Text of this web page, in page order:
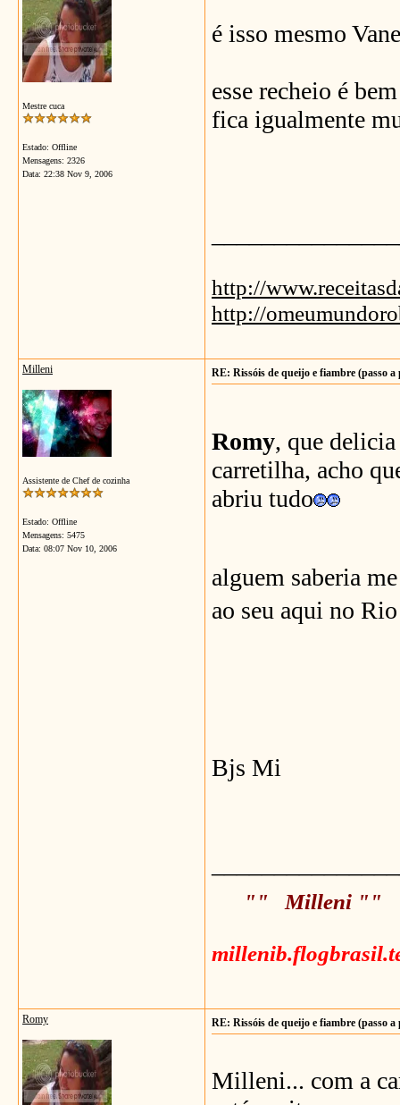
Mestre cuca
Estado: Offline
Mensagens: 2326
Data: 22:38 Nov 9, 2006
é isso mesmo
esse recheio é
fica igualmente
http://
http://
Milleni
Assistente de Chef de cozinha
Estado: Offline
Mensagens: 5475
Data: 08:07 Nov 10, 2006
RE: Rissóis de queijo e fiambre (passo a
Romy, que
carretilha, acho
abriu tudo
alguem saberia
ao seu aqui no
Bjs Mi
"" Milleni ""
Romy RE: Rissóis de queijo e fiambre (passo a
Milleni... com a